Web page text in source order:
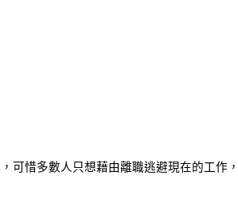
可惜多數人只想藉由離職逃避現在的工作